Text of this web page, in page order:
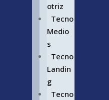
otriz
Tecno
Medio
s
Tecno
Landin
g
Tecno